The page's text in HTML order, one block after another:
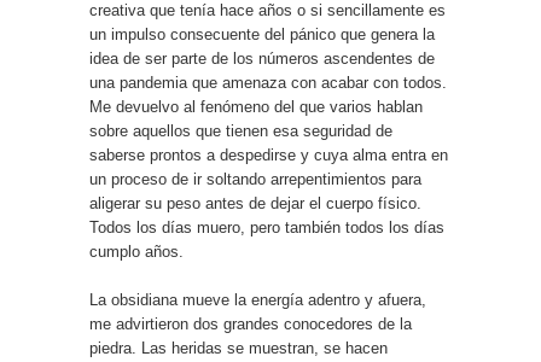
creativa que tenía hace años o si sencillamente es
un impulso consecuente del pánico que genera la
idea de ser parte de los números ascendentes de
una pandemia que amenaza con acabar con todos.
Me devuelvo al fenómeno del que varios hablan
sobre aquellos que tienen esa seguridad de
saberse prontos a despedirse y cuya alma entra en
un proceso de ir soltando arrepentimientos para
aligerar su peso antes de dejar el cuerpo físico.
Todos los días muero, pero también todos los días
cumplo años.
La obsidiana mueve la energía adentro y afuera,
me advirtieron dos grandes conocedores de la
piedra. Las heridas se muestran, se hacen